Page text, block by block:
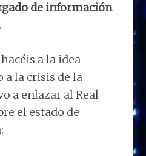
de información
a la idea
a la crisis de la
a enlazar al Real
el estado de